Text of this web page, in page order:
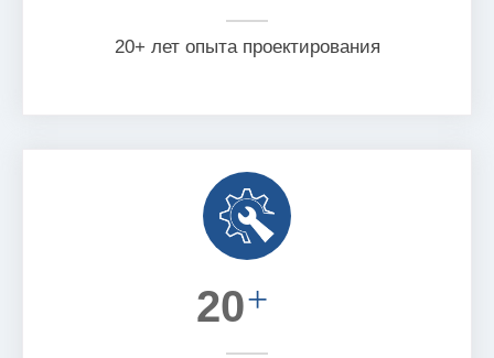
20+ лет опыта проектирования
20+